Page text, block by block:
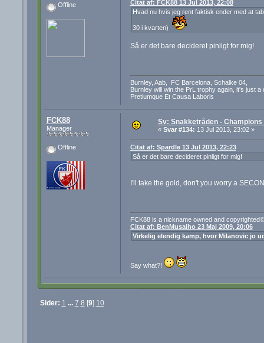
Offline
Citat af: FCK88 13 Jul 2013, 22:08
Hvad nu hvis jeg rent faktisk ender med at
30 i kvarten)
Så er det bare decideret pinligt for mig!
Burnley, Aab, FC Barcelona, Schalke 04,
Burnley will win the PrL trophy again, it's just a
Pretiumque Et Causa Laboris
FCK88
Manager
Offline
Sv: Snakketråden - Champions
« Svar #134: 13 Jul 2013, 23:02 »
Citat af: Spardle 13 Jul 2013, 22:23
Så er det bare decideret pinligt for mig!
I'll take the gold, don't you worry a
FCK88 is a nickname owned and
Citat af: BenMusalho 23 Maj 2009, 20:06
Virkelig elendig kamp, hvor Milanovic jo
Say what?!
Sider: 1 ... 7 8 [9] 10